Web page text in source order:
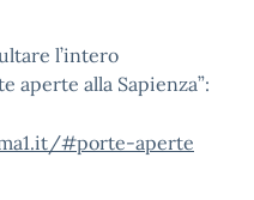
l’intero
aperte alla Sapienza”:
#porte-aperte